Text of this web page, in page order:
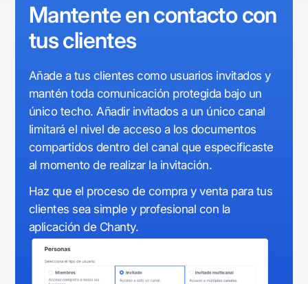
Mantente en contacto con
tus clientes
Añade a tus clientes como usuarios invitados y
mantén toda comunicación protegida bajo un
único techo. Añadir invitados a un único canal
limitará el nivel de acceso a los documentos
compartidos dentro del canal que especificaste
al momento de realizar la invitación.
Haz que el proceso de compra y venta para tus
clientes sea simple y profesional con la
aplicación de Chanty.